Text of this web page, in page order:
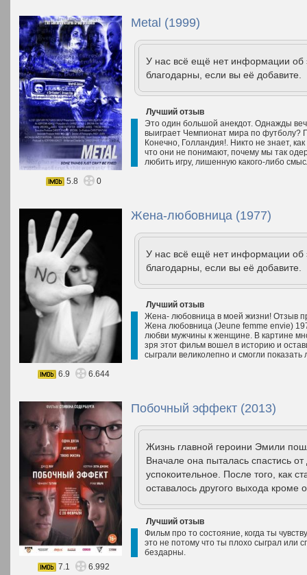
Metal (1999)
У нас всё ещё нет информации
благодарны, если вы её добавите.
Лучший отзыв
Это один большой анекдот. Однажды
выиграет Чемпионат мира по футболу?
Конечно, Голландия!. Никто не знает,
что они не понимают, почему мы так
любить игру, лишенную какого-либо
5.8
0
Жена-любовница (1977)
У нас всё ещё нет информации
благодарны, если вы её добавите.
Лучший отзыв
Жена- любовница в моей жизни! Отзыв
Жена любовница (Jeune femme envie)
любви мужчины к женщине. В картине
зря этот фильм вошел в историю и
сыграли великолепно и смогли показать
6.9
6.644
Побочный эффект (2013)
Жизнь главной героини Эмили
Вначале она пыталась спастись
успокоительное. После того, как
оставалось другого выхода кроме
Лучший отзыв
Фильм про то состояние, когда ты
это не потому что ты плохо сыграл или
бездарны.
7.1
6.992